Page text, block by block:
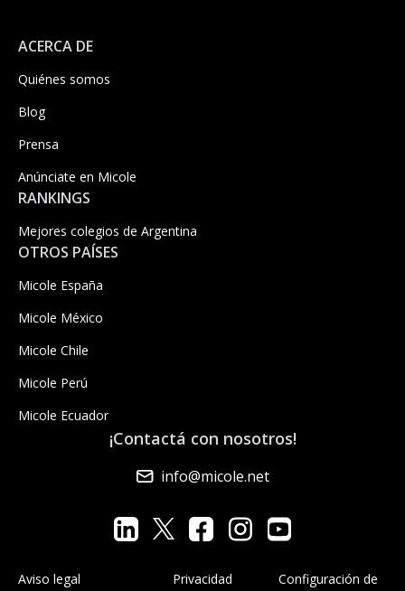
ACERCA DE
Quiénes somos
Blog
Prensa
Anúnciate en Micole
RANKINGS
Mejores colegios de Argentina
OTROS PAÍSES
Micole España
Micole México
Micole Chile
Micole Perú
Micole Ecuador
¡Contactá con nosotros!
info@micole.net
Aviso legal Privacidad
Configuración de